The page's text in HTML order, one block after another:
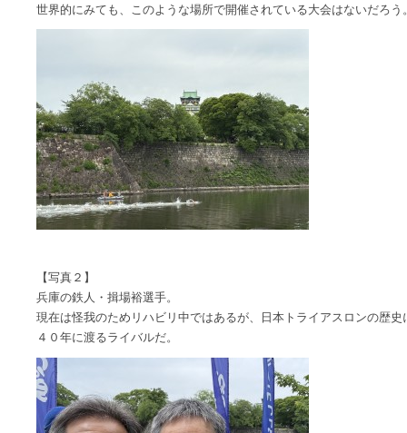
世界的にみても、このような場所で開催されている大会はないだろう
【写真２】
兵庫の鉄人・揖場裕選手。
現在は怪我のためリハビリ中ではあるが、日本トライアスロンの歴
４０年に渡るライバルだ。